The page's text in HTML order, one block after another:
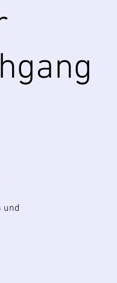
und